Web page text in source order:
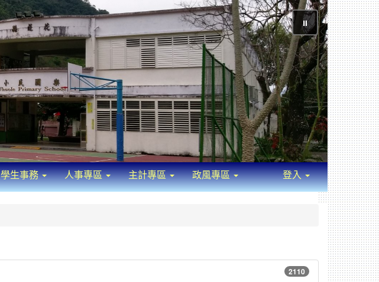
⏸
學生事務 人事專區 主計專區 政風專區 登入
2110